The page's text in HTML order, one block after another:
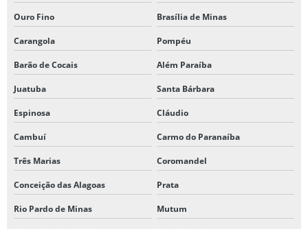
Ouro Fino Brasília de Minas
Carangola Pompéu
Barão de Cocais Além Paraíba
Juatuba Santa Bárbara
Espinosa Cláudio
Cambuí Carmo do Paranaíba
Três Marias Coromandel
Conceição das Alagoas Prata
Rio Pardo de Minas Mutum